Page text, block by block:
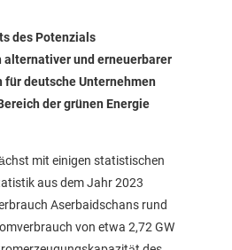
des Potenzials
alternativer und erneuerbarer
deutsche Unternehmen
der grünen Energie
mit einigen statistischen
aus dem Jahr 2023
Aserbaidschans rund
von etwa 2,72 GW